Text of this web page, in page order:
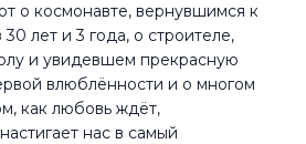
о космонавте, вернувшимся к
лет и 3 года, о строителе,
и увидевшем прекрасную
влюблённости и о многом
как любовь ждёт,
нас в самый